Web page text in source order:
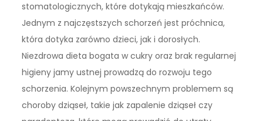
stomatologicznych, które dotykają mieszkańców.
Jednym z najczęstszych schorzeń jest próchnica,
która dotyka zarówno dzieci, jak i dorosłych.
Niezdrowa dieta bogata w cukry oraz brak regularnej
higieny jamy ustnej prowadzą do rozwoju tego
schorzenia. Kolejnym powszechnym problemem są
choroby dziąseł, takie jak zapalenie dziąseł czy